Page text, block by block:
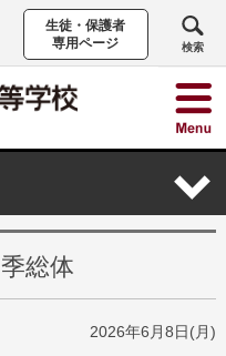
生徒・保護者
専用ページ
検索
総体
2026年6月8日(月)